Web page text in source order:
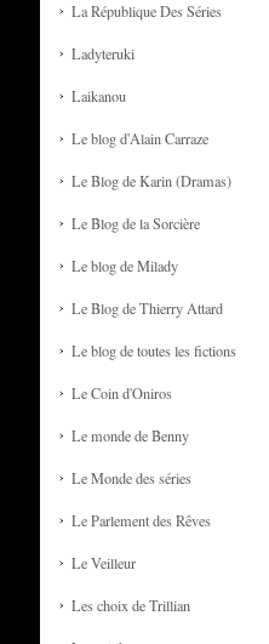
La République Des Séries
Ladyteruki
Laikanou
Le blog d'Alain Carraze
Le Blog de Karin (Dramas)
Le Blog de la Sorcière
Le blog de Milady
Le Blog de Thierry Attard
Le blog de toutes les fictions
Le Coin d'Oniros
Le monde de Benny
Le Monde des séries
Le Parlement des Rêves
Le Veilleur
Les choix de Trillian